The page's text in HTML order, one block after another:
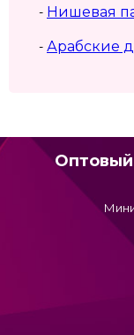
- Нишевая
- Арабские